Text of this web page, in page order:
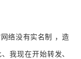
络没有实名制 ，造
我现在开始转发、